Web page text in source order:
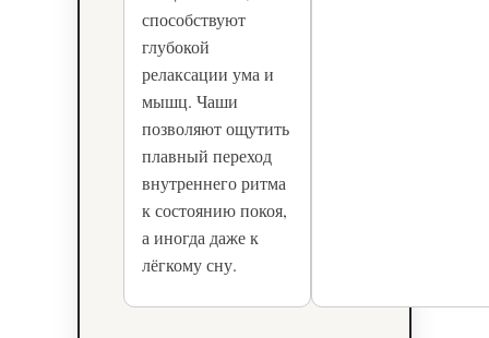
способствуют
глубокой
релаксации ума и
мышц. Чаши
позволяют ощутить
плавный переход
внутреннего ритма
к состоянию покоя,
а иногда даже к
лёгкому сну.